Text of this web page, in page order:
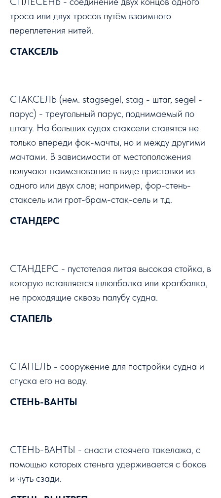
троса или двух тросов путём взаимного
переплетения нитей.
СТАКСЕЛЬ
СТАКСЕЛЬ (нем. stagsegel, stag - штаг, segel -
парус) - треугольный парус, поднимаемый по
штагу. На больших судах стаксели ставятся не
только впереди фок-мачты, но и между другими
мачтами. В зависимости от местоположения
получают наименование в виде приставки из
одного или двух слов; например, фор-стень-
стаксель или грот-брам-стак-сель и т.д.
СТАНДЕРС
СТАНДЕРС - пустотелая литая высокая стойка, в
которую вставляется шлюпбалка или крапбалка,
не проходящие сквозь палубу судна.
СТАПЕЛЬ
СТАПЕЛЬ - сооружение для постройки судна и
спуска его на воду.
СТЕНЬ-ВАНТЫ
СТЕНЬ-ВАНТЫ - снасти стоячего такелажа, с
помощью которых стеньга удерживается с боков
и чуть сзади.